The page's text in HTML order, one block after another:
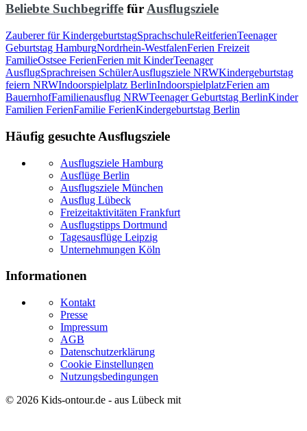
Beliebte Suchbegriffe fürAusflugsziele
Zauberer für KindergeburtstagSprachschuleReitferienTeenager
Geburtstag HamburgNordrhein-WestfalenFerien Freizeit
FamilieOstsee FerienFerien mit KinderTeenager
AusflugSprachreisen SchülerAusflugsziele NRWKindergeburtstag
feiern NRWIndoorspielplatz BerlinIndoorspielplatzFerien am
BauernhofFamilienausflug NRWTeenager Geburtstag BerlinKinder
Familien FerienFamilie FerienKindergeburtstag Berlin
Häufig gesuchte Ausflugsziele
Ausflugsziele Hamburg
Ausflüge Berlin
Ausflugsziele München
Ausflug Lübeck
Freizeitaktivitäten Frankfurt
Ausflugstipps Dortmund
Tagesausflüge Leipzig
Unternehmungen Köln
Informationen
Kontakt
Presse
Impressum
AGB
Datenschutzerklärung
Cookie Einstellungen
Nutzungsbedingungen
© 2026 Kids-ontour.de - aus Lübeck mit